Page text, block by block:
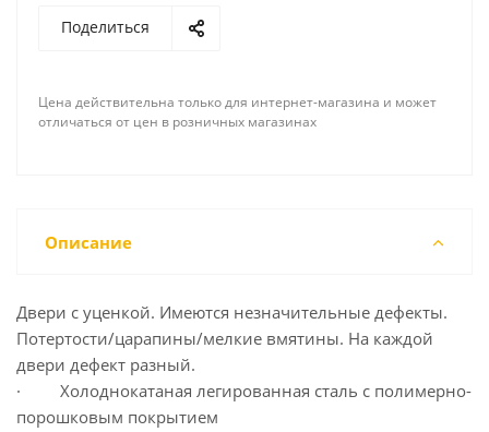
Поделиться
Цена действительна только для интернет-магазина и может
отличаться от цен в розничных магазинах
Описание
Двери с уценкой. Имеются незначительные дефекты.
Потертости/царапины/мелкие вмятины. На каждой
двери дефект разный.
· Холоднокатаная легированная сталь с полимерно-
порошковым покрытием